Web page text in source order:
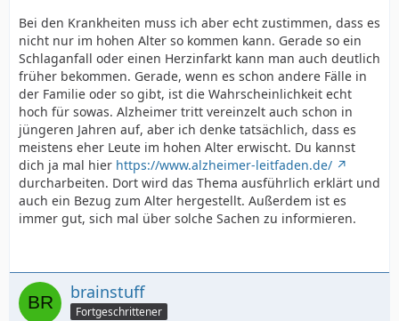
Bei den Krankheiten muss ich aber echt zustimmen, dass es
nicht nur im hohen Alter so kommen kann. Gerade so ein
Schlaganfall oder einen Herzinfarkt kann man auch deutlich
früher bekommen. Gerade, wenn es schon andere Fälle in
der Familie oder so gibt, ist die Wahrscheinlichkeit echt
hoch für sowas. Alzheimer tritt vereinzelt auch schon in
jüngeren Jahren auf, aber ich denke tatsächlich, dass es
meistens eher Leute im hohen Alter erwischt. Du kannst
dich ja mal hier https://www.alzheimer-leitfaden.de/
durcharbeiten. Dort wird das Thema ausführlich erklärt und
auch ein Bezug zum Alter hergestellt. Außerdem ist es
immer gut, sich mal über solche Sachen zu informieren.
brainstuff
Fortgeschrittener